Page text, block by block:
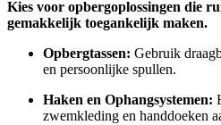
Kies voor opbergoplossingen die
gemakkelijk toegankelijk maken.
Opbergtassen: Gebruik
en persoonlijke spullen.
Haken en Ophangsystemen:
zwemkleding en handdoeken